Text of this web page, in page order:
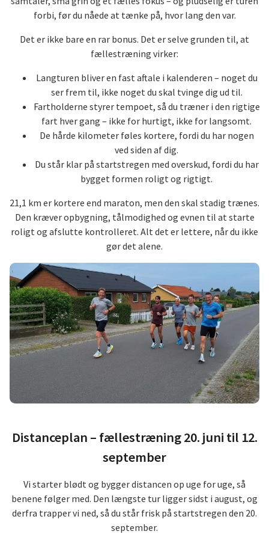
forbi, før du nåede at tænke på, hvor lang den var.
Det er ikke bare en rar bonus. Det er selve grunden til, at
fællestræning virker:
Langturen bliver en fast aftale i kalenderen – noget du
ser frem til, ikke noget du skal tvinge dig ud til.
Fartholderne styrer tempoet, så du træner i den rigtige
fart hver gang – ikke for hurtigt, ikke for langsomt.
De hårde kilometer føles kortere, fordi du har nogen
ved siden af dig.
Du står klar på startstregen med overskud, fordi du har
bygget formen roligt og rigtigt.
21,1 km er kortere end maraton, men den skal stadig trænes.
Den kræver opbygning, tålmodighed og evnen til at starte
roligt og afslutte kontrolleret. Alt det er lettere, når du ikke
gør det alene.
Distanceplan – fællestræning 20. juni til 12.
september
Vi starter blødt og bygger distancen op uge for uge, så
benene følger med. Den længste tur ligger sidst i august, og
derfra trapper vi ned, så du står frisk på startstregen den 20.
september.